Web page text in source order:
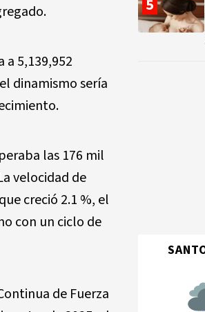
5,139,952
dinamismo sería
las 176 mil
velocidad de
creció 2.1 %, el
con un ciclo de
de Fuerza